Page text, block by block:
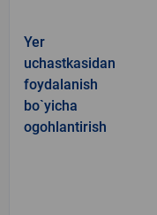
Yer
uchastkasidan
foydalanish
bo`yicha
ogohlantirish